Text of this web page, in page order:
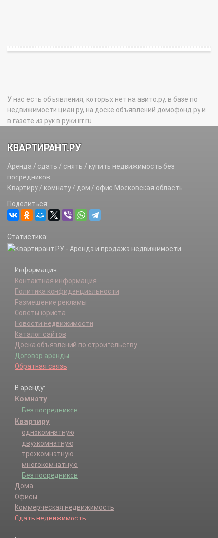
У нас есть объявления, которых нет на авито.ру, в базе по
недвижимости циан.ру, на доске объявлений домофонд.ру и
в газете из рук в руки irr.ru
КВАРТИРАНТ.РУ
Аренда / сдать / снять / купить недвижимость без
посредников.
Квартиру / комнату / дом / офис Московская область
Поделиться:
Статистика:
Информация:
Контактная информация
Политика конфиденциальности
Размещение рекламы
Советы юриста
Новости недвижимости
Каталог сайтов
Доска объявлений по строительству
Договор аренды
Обратная связь
В аренду:
Комнату
Без посредников
Квартиру
однокомнатную
двухкомнатную
трехкомнатную
многокомнатную
Без посредников
Дома
Офисы
Коммерческая недвижимость
Сдать недвижимость